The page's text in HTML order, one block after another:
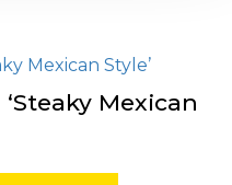
Mexican